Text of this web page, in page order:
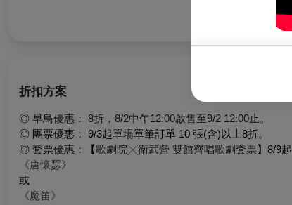
折扣方案
◎ 早鳥優惠 ： 8折，8/2中午12:00啟售至9/2 12:00止。
◎ 團票優惠 ： 9/3起單場單筆訂單 10 張(含)以上8折。
◎ 套票優惠 ： 【歌劇院╳衛武營 雙館齊唱歌劇套票】8/9起
《唐懷瑟》
或
《魔笛》